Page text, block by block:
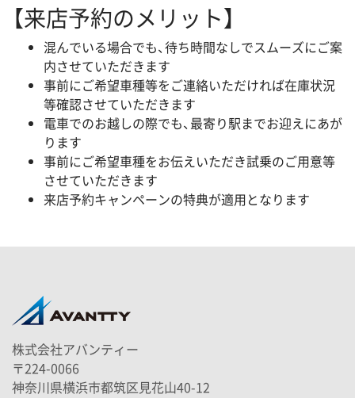
【来店予約のメリット】
混んでいる場合でも、待ち時間なしでスムーズにご案
内させていただきます
事前にご希望車種等をご連絡いただければ在庫状況
等確認させていただきます
電車でのお越しの際でも、最寄り駅までお迎えにあが
ります
事前にご希望車種をお伝えいただき試乗のご用意等
させていただきます
来店予約キャンペーンの特典が適用となります
株式会社アバンティー
〒224-0066
神奈川県横浜市都筑区見花山40-12